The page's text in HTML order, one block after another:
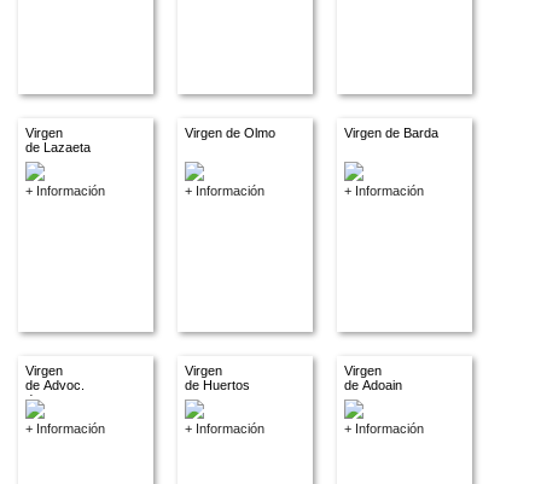
Virgen
de Lazaeta
+ Información
Virgen de Olmo
+ Información
Virgen de Barda
+ Información
Virgen
de Advoc.
descon.
+ Información
Virgen
de Huertos
+ Información
Virgen
de Adoain
+ Información